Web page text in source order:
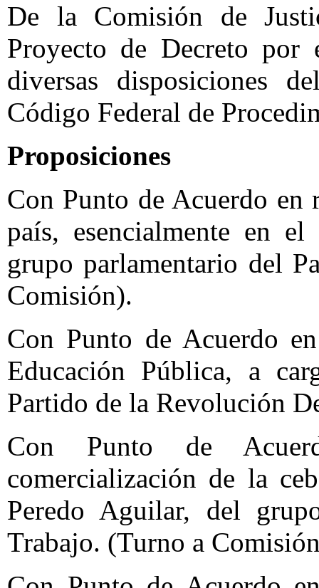
De la Comisión de
Proyecto de Decreto
diversas disposiciones
Código Federal de
Proposiciones
Con Punto de Acuerdo en
país, esencialmente en
grupo parlamentario del
Comisión).
Con Punto de Acuerdo
Educación Pública, a
Partido de la Revolución
Con Punto de
comercialización de la
Peredo Aguilar, del
Trabajo. (Turno a